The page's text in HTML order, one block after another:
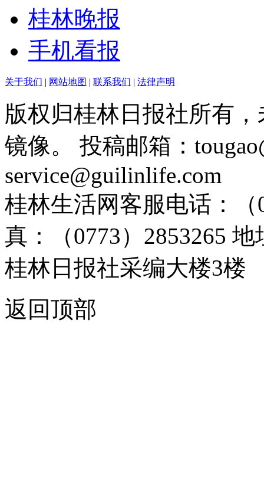
桂林晚报
手机看报
关于我们 | 网站地图 | 联系我们 | 法律声明
版权归桂林日报社所有
镜像。 投稿邮箱：
service@guilinlife.com
桂林生活网客服电话：（
真：（0773）2853265
桂林日报社采编大楼3楼
返回顶部